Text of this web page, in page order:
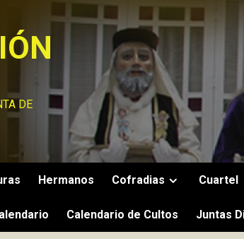
DE
Hermanos Cofradias Cuartel
Calendario de Cultos Juntas